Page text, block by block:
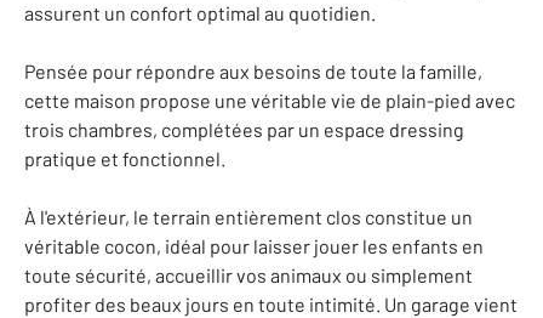
assurent un confort optimal au quotidien.
Pensée pour répondre aux besoins de toute la famille,
cette maison propose une véritable vie de plain-pied avec
trois chambres, complétées par un espace dressing
pratique et fonctionnel.
À l'extérieur, le terrain entièrement clos constitue un
véritable cocon, idéal pour laisser jouer les enfants en
toute sécurité, accueillir vos animaux ou simplement
profiter des beaux jours en toute intimité. Un garage vient